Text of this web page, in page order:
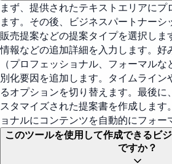
まず、提供されたテキストエリアにプ
ます。その後、ビジネスパートナー
販売提案などの提案タイプを選択しま
情報などの追加詳細を入力します。好
（プロフェッショナル、フォーマル
別化要因を追加します。タイムライン
るオプションを切り替えます。最後に
スタマイズされた提案書を作成します
ョナルにコンテンツを自動的にフォー
このツールを使用して作成できるビ
ですか？